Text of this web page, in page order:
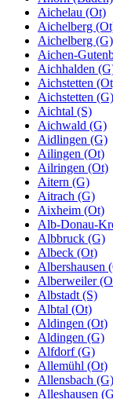
Aichelau (Ot)
Aichelberg
Aichelberg (G)
Aichen-
Aichhalden
Aichstetten
Aichstetten (G)
Aichtal (S)
Aichwald (G)
Aidlingen (G)
Ailingen (Ot)
Ailringen (Ot)
Aitern (G)
Aitrach (G)
Aixheim (Ot)
Alb-Donau-
Albbruck (G)
Albeck (Ot)
Albershausen
Alberweiler
Albstadt (S)
Albtal (Ot)
Aldingen (Ot)
Aldingen (G)
Alfdorf (G)
Allemühl (Ot)
Allensbach (G)
Alleshausen